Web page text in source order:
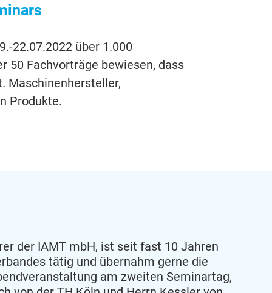
22.07.2022 über 1.000
50 Fachvorträge bewiesen, dass
Maschinenhersteller,
Produkte.
der IAMT mbH, ist seit fast 10 Jahren
tätig und übernahm gerne die
am zweiten Seminartag,